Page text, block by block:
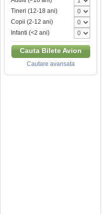
Tineri (12-18 ani)
Copii (2-12 ani)
Infanti (<2 ani)
Cauta Bilete Avion
Cautare avansata